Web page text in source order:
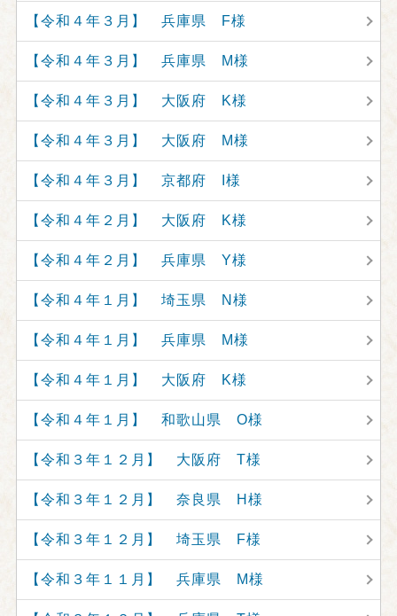
【令和４年３月】 兵庫県 F様
【令和４年３月】 兵庫県 M様
【令和４年３月】 大阪府 K様
【令和４年３月】 大阪府 M様
【令和４年３月】 京都府 I様
【令和４年２月】 大阪府 K様
【令和４年２月】 兵庫県 Y様
【令和４年１月】 埼玉県 N様
【令和４年１月】 兵庫県 M様
【令和４年１月】 大阪府 K様
【令和４年１月】 和歌山県 O様
【令和３年１２月】 大阪府 T様
【令和３年１２月】 奈良県 H様
【令和３年１２月】 埼玉県 F様
【令和３年１１月】 兵庫県 M様